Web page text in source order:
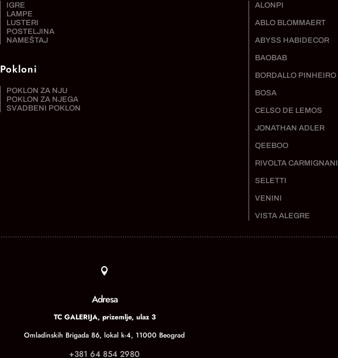
IGRE
LAMPE
LUSTERI
POSTELJINA
NAMEŠTAJ
Pokloni
POKLON ZA NJU
POKLON ZA NJEGA
SVADBENI POKLON
ALONPI
ABLO BLOMMAERT
ABYSS HABIDECOR
BAOBAB
BORDALLO PINHEIRO
BOSA
CELSO DE LEMOS
JONATHAN ADLER
QEEBOO
RIVOLTA CARMIGNANI
SELETTI
VENINI
VISTA ALEGRE

Adresa
TC GALERIJA, prizemlje, ulaz 3
Omladinskih Brigada 86, lokal k-4, 11000 Beograd
+381 64 854 2980